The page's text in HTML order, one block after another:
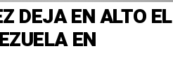
DEJA EN ALTO EL
EN